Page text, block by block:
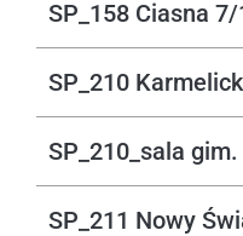
SP_158 Ciasna
SP_210
SP_210_sala
SP_211 Nowy